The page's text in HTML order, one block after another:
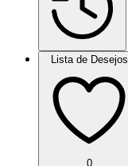
Lista de Desejos
0